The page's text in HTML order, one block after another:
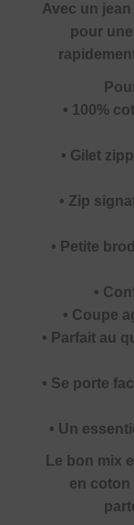
Avec un
pour
• 100%
• Gilet
• Zip
• Petite
•
• Coupe
• Parfait au
• Se porte
• Un
Le bon mix
en coton